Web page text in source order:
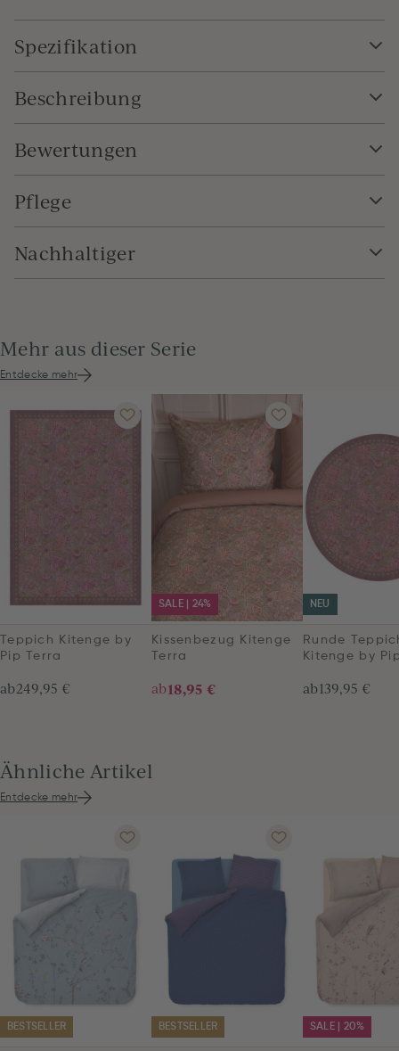
Spezifikation
Beschreibung
Bewertungen
Pflege
Nachhaltiger
Mehr aus dieser Serie
Entdecke mehr
Teppich Kitenge by
Pip Terra
ab249,95 €
SALE | 24%
Kissenbezug Kitenge
Terra
ab18,95 €
NEU
Runde
Kitenge by
ab139,95 €
Ähnliche Artikel
Entdecke mehr
BESTSELLER BESTSELLER SALE | 20%